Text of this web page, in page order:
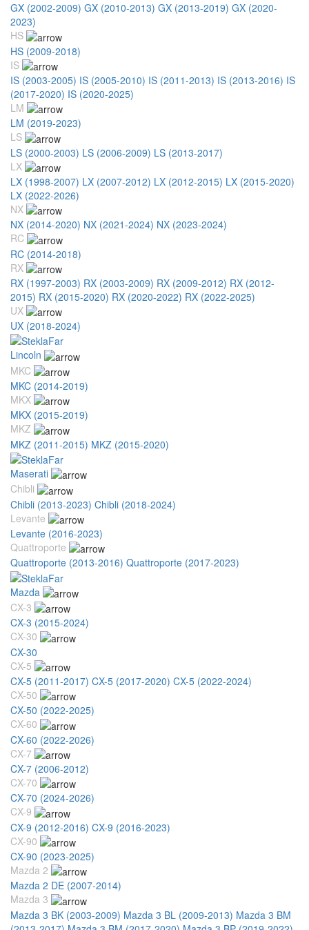
GX (2002-2009) GX (2010-2013) GX (2013-2019) GX (2020-
2023)
HS
HS (2009-2018)
IS
IS (2003-2005) IS (2005-2010) IS (2011-2013) IS (2013-2016) IS
(2017-2020) IS (2020-2025)
LM
LM (2019-2023)
LS
LS (2000-2003) LS (2006-2009) LS (2013-2017)
LX
LX (1998-2007) LX (2007-2012) LX (2012-2015) LX (2015-2020)
LX (2022-2026)
NX
NX (2014-2020) NX (2021-2024) NX (2023-2024)
RC
RC (2014-2018)
RX
RX (1997-2003) RX (2003-2009) RX (2009-2012) RX (2012-
2015) RX (2015-2020) RX (2020-2022) RX (2022-2025)
UX
UX (2018-2024)
Lincoln
MKC
MKC (2014-2019)
MKX
MKX (2015-2019)
MKZ
MKZ (2011-2015) MKZ (2015-2020)
Maserati
Chibli
Chibli (2013-2023) Chibli (2018-2024)
Levante
Levante (2016-2023)
Quattroporte
Quattroporte (2013-2016) Quattroporte (2017-2023)
Mazda
CX-3
CX-3 (2015-2024)
CX-30
CX-30
CX-5
CX-5 (2011-2017) CX-5 (2017-2020) CX-5 (2022-2024)
CX-50
CX-50 (2022-2025)
CX-60
CX-60 (2022-2026)
CX-7
CX-7 (2006-2012)
CX-70
CX-70 (2024-2026)
CX-9
CX-9 (2012-2016) CX-9 (2016-2023)
CX-90
CX-90 (2023-2025)
Mazda 2
Mazda 2 DE (2007-2014)
Mazda 3
Mazda 3 BK (2003-2009) Mazda 3 BL (2009-2013) Mazda 3 BM